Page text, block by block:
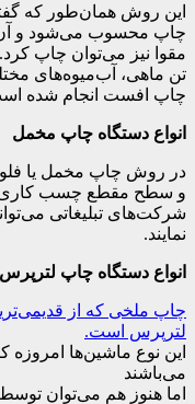
این روش همان‌طور که
مقوا نیز می‌توان چاپ
تن ماهی، آب‌میوه‌های
چاپ افست انجام شده
انواع دستگاه چاپ مخمل
در روش چاپ مخمل یا
و سطح مقطع چسب کاری
شرکت‌های تبلیغاتی
نمایند.
انواع دستگاه چاپ لترپرس
چاپ ملخی که از
لترپرس است.
این نوع ماشین‌ها امروزه
می‌باشند
اما هنوز هم می‌توان